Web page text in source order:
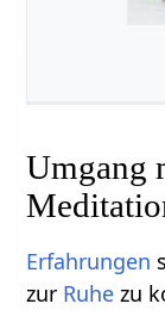
Umgang
Erfahrungen
zur Ruhe zu